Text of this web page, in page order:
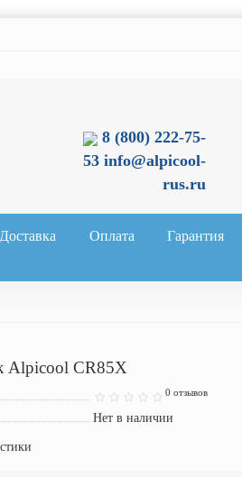
8 (800) 222-75-
53 info@alpicool-
rus.ru
Доставка Оплата Гарантия
Alpicool CR85X
0 отзывов
Нет в наличии